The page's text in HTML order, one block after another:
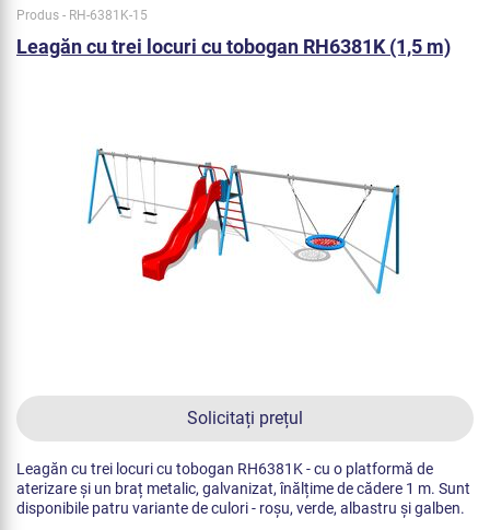
Produs - RH-6381K-15
Leagăn cu trei locuri cu tobogan RH6381K (1,5 m)
Solicitați prețul
Leagăn cu trei locuri cu tobogan RH6381K - cu o platformă de
aterizare și un braț metalic, galvanizat, înălțime de cădere 1 m. Sunt
disponibile patru variante de culori - roșu, verde, albastru și galben.